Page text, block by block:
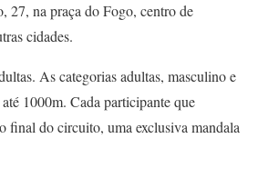
27, na praça do Fogo, centro de
cidades.
As categorias adultas, masculino e
1000m. Cada participante que
final do circuito, uma exclusiva mandala